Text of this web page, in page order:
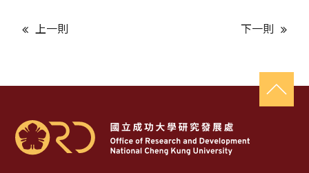
上一則 下一則